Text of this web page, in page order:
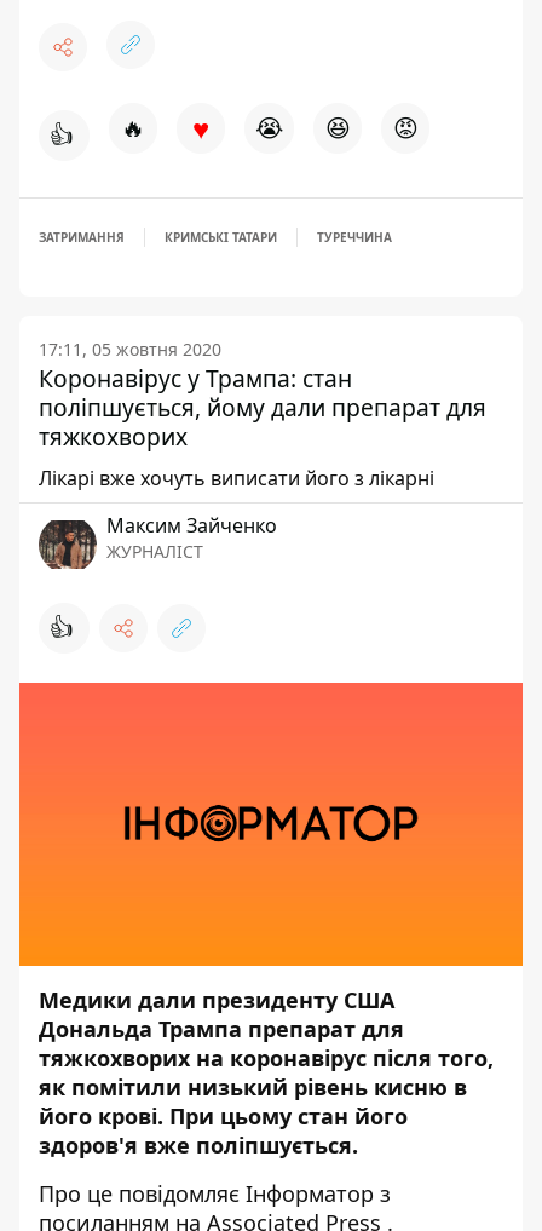
👍 🔥 ♥ 😭 😆 😡
ЗАТРИМАННЯ КРИМСЬКІ ТАТАРИ ТУРЕЧЧИНА
17:11, 05 жовтня 2020
Коронавірус у Трампа: стан
поліпшується, йому дали препарат для
тяжкохворих
Лікарі вже хочуть виписати його з лікарні
Максим Зайченко
ЖУРНАЛІСТ
👍
Медики дали президенту США
Дональда Трампа препарат для
тяжкохворих на коронавірус після того,
як помітили низький рівень кисню в
його крові. При цьому стан його
здоров'я вже поліпшується.
Про це повідомляє Інформатор з
посиланням на Associated Press .